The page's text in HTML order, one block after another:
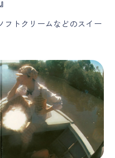
フトクリームなどのスイー